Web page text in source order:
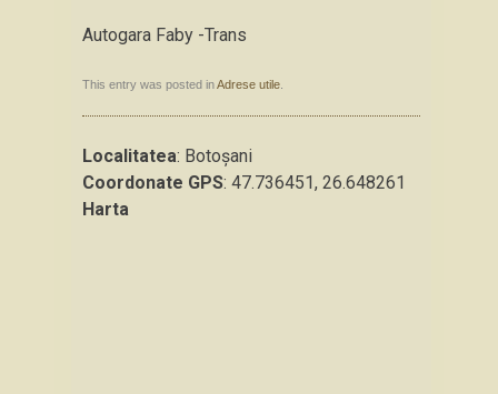
Autogara Faby -Trans
This entry was posted inAdrese utile
Localitatea: Botoşani
Coordonate GPS: 47.736451, 26.648261
Harta